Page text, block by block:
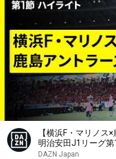
【横浜F・マリノス
明治安田J1リーグ
グ
DAZN Japan